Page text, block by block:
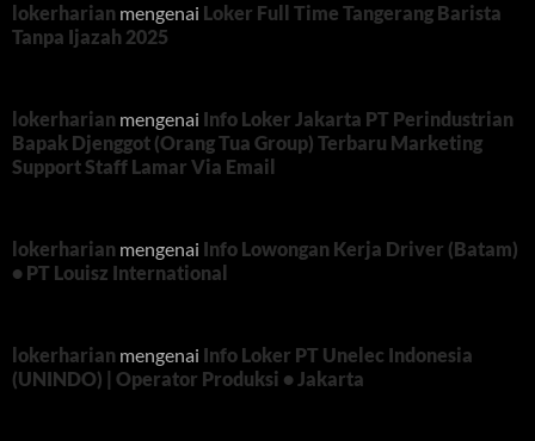
lokerharian mengenai Loker Full Time Tangerang Barista
Tanpa Ijazah 2025
lokerharian mengenai Info Loker Jakarta PT Perindustrian
Bapak Djenggot (Orang Tua Group) Terbaru Marketing
Support Staff Lamar Via Email
lokerharian mengenai Info Lowongan Kerja Driver (Batam)
• PT Louisz International
lokerharian mengenai Info Loker PT Unelec Indonesia
(UNINDO) | Operator Produksi • Jakarta